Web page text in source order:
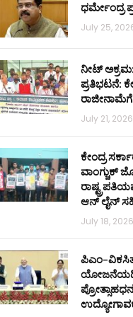
ಧರ್ಮೇಂದ್ರ
July 25,
ನೀಟ್
ಪ್ರತಿಭಟನೆ:
July 21, 2026
ಕೇಂದ್ರ
ವಾಂಗ್ಚುಕ್
ಆನ್‌ ಲೈನ್
July 18, 2026
ಯೋಜನೆಯಡಿ